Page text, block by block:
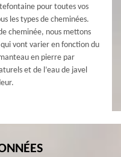
pour toutes vos
les types de cheminées.
cheminée, nous mettons
vont varier en fonction du
en pierre par
et de l’eau de javel